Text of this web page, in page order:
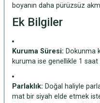
boyanın daha pürüzsüz
Ek Bilgiler
Kuruma Süresi: Dokunma
kuruma ise genellikle 1 saat
Parlaklık: Doğal haliyle
mat bir siyah elde etmek